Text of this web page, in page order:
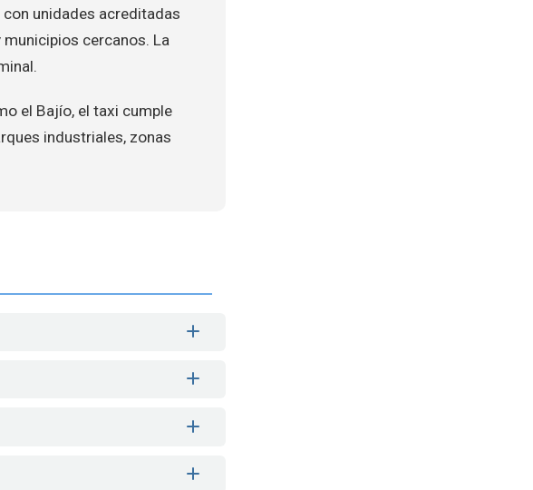
unidades acreditadas
cercanos. La
el Bajío, el taxi cumple
industriales, zonas